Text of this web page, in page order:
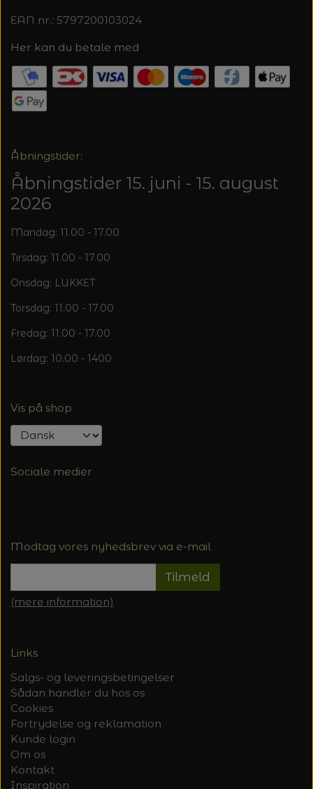
EAN nr.: 5797200103024
Her kan du betale med
Åbningstider:
Åbningstider 15. juni - 15. august
2026
Mandag: 11.00 - 17.00
Tirsdag: 11.00 - 17.00
Onsdag: LUKKET
Torsdag: 11.00 - 17.00
Fredag: 11.00 - 17.00
Lørdag: 10.00 - 1400
Vis på shop
Sociale medier
Modtag vores nyhedsbrev via e-mail
Tilmeld
(mere information)
Links
Salgs- og leveringsbetingelser
Sådan handler du hos os
Cookies
Fortrydelse og reklamation
Kunde login
Om os
Kontakt
Inspiration